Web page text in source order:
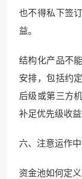
也不得私下签
益。
结构化产品不
安排，包括约
后级或第三方
补足优先级收益
六、注意运作
资金池如何定义